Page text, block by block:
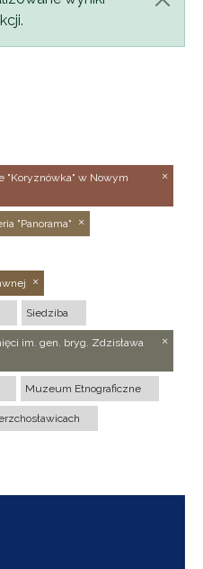
"Koryznówka" w Nowym
"Panorama"
Siedziba
im. gen. bryg. Zdzisława
Muzeum Etnograficzne